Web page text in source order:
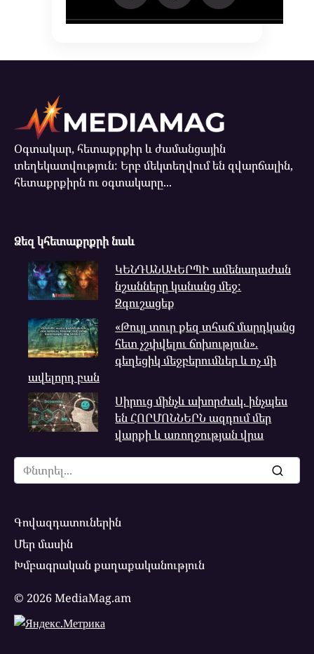
Օգտակար, հետաքրքիր և ժամանցային
տեղեկատվություն: Երբ մեկտեղվում են զվարճալին,
հետաքրքիրն ու օգտակարը...
Ձեզ կհետաքրքրի նաև
ԿԵՆԴԱՆԱԿԵՐՊԻ ամենադաժան
նշանները կանանց մեջ:
Զգուշացեք
«Թույլ տուր քեզ տհաճ մարդկանց
հետ չշփվելու ճոխություն».
գեղեցիկ մեջբերումներ և ոչ մի
ավելորդ բան
Սիրուց մինչև ախորժակ. ինչպես
են ՀՈՐՄՈՆՆԵՐՆ ազդում մեր
վարքի և առողջության վրա
Search
for:
Գովազդատուներին
Մեր մասին
Խմբագրական քաղաքականություն
© 2026 MediaMag.am